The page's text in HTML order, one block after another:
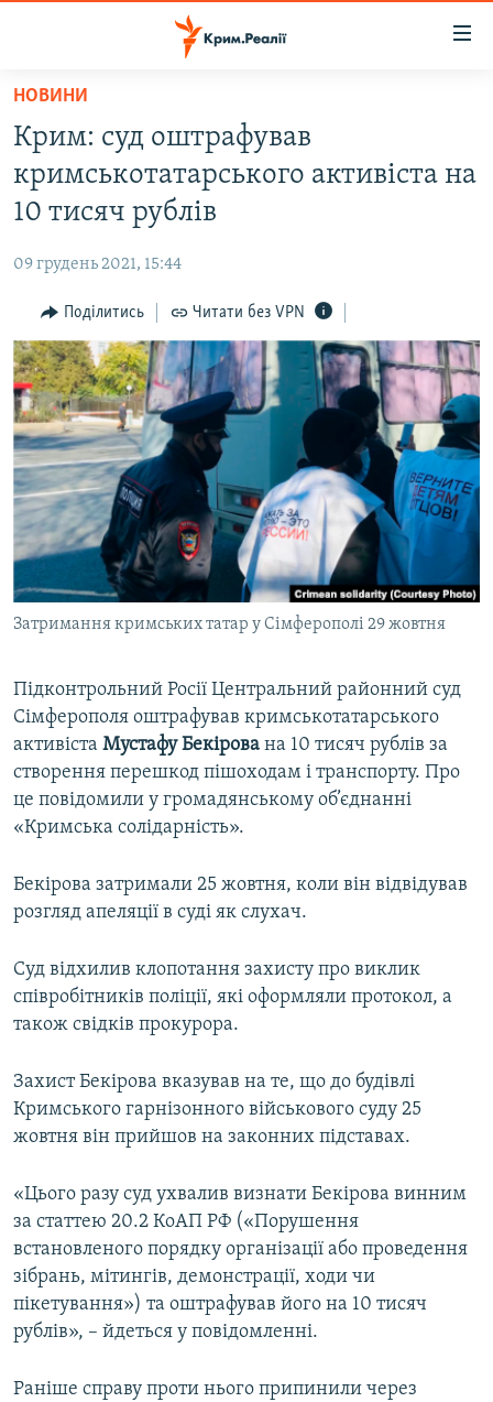
Перейти
основного
матеріалу
Перейти
до
основної
навігації
Перейти
до
пошуку
ВОДА.КРИМ
ВІДЕО ТА ФОТО
БЛОГИ
ПОГЛЯД
ІНТЕРВ'Ю
ВСЕ ЗА ДЕНЬ
СПЕЦПРОЕКТИ
ДЕПОРТАЦІЯ
ВІДЕОУРОКИ «ELIFBE»
СВІДЧЕННЯ ОКУПАЦІЇ
УКРАЇНСЬКА ПРОБЛЕМА КРИМУ
ІНФОГРАФІКА
ЯК ОБІЙТИ БЛОКУВАННЯ
Русский
Qırımtatar
ДОЛУЧАЙСЯ!
Усі сайти RFE/RL
НОВИНИ
Крим: суд оштрафував
кримськотатарського активіста на
10 тисяч рублів
09 грудень 2021, 15:44
Поділитись Читати без VPN
Затримання кримських татар у Сімферополі 29 жовтня
Підконтрольний Росії Центральний районний суд
Сімферополя оштрафував кримськотатарського
активіста Мустафу Бекірова на 10 тисяч рублів за
створення перешкод пішоходам і транспорту. Про
це повідомили у громадянському об’єднанні
«Кримська солідарність».
Бекірова затримали 25 жовтня, коли він відвідував
розгляд апеляції в суді як слухач.
Суд відхилив клопотання захисту про виклик
співробітників поліції, які оформляли протокол, а
також свідків прокурора.
Захист Бекірова вказував на те, що до будівлі
Кримського гарнізонного військового суду 25
жовтня він прийшов на законних підставах.
«Цього разу суд ухвалив визнати Бекірова винним
за статтею 20.2 КоАП РФ («Порушення
встановленого порядку організації або проведення
зібрань, мітингів, демонстрації, ходи чи
пікетування») та оштрафував його на 10 тисяч
рублів», – йдеться у повідомленні.
Раніше справу проти нього припинили через